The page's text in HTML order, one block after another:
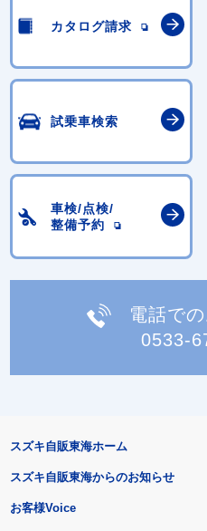
カタログ請求
試乗車検索
車検/点検/
整備予約
電話で
0533-
スズキ自販東海ホーム
スズキ自販東海からのお知らせ
お客様Voice